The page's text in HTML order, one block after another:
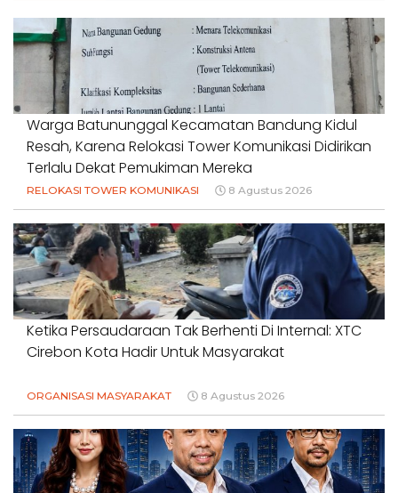
Warga Batununggal Kecamatan Bandung Kidul
Resah, Karena Relokasi Tower Komunikasi Didirikan
Terlalu Dekat Pemukiman Mereka
RELOKASI TOWER KOMUNIKASI 8 Agustus 2026
Ketika Persaudaraan Tak Berhenti Di Internal: XTC
Cirebon Kota Hadir Untuk Masyarakat
ORGANISASI MASYARAKAT 8 Agustus 2026